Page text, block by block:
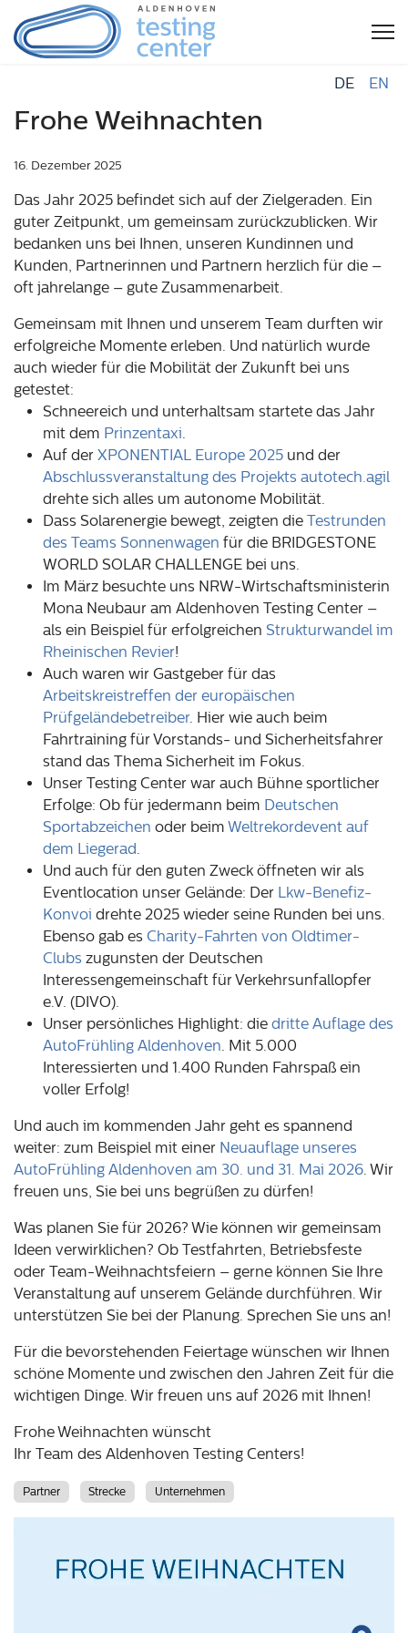
DE EN
Frohe Weihnachten
16. Dezember 2025
Das Jahr 2025 befindet sich auf der Zielgeraden. Ein
guter Zeitpunkt, um gemeinsam zurückzublicken. Wir
bedanken uns bei Ihnen, unseren Kundinnen und
Kunden, Partnerinnen und Partnern herzlich für die –
oft jahrelange – gute Zusammenarbeit.
Gemeinsam mit Ihnen und unserem Team durften wir
erfolgreiche Momente erleben. Und natürlich wurde
auch wieder für die Mobilität der Zukunft bei uns
getestet:
Schneereich und unterhaltsam startete das Jahr
mit dem Prinzentaxi
Auf der XPONENTIAL Europe 2025 und der
Abschlussveranstaltung des Projekts autotech.agil
drehte sich alles um autonome Mobilität.
Dass Solarenergie bewegt, zeigten die Testrunden
des Teams Sonnenwagen für die BRIDGESTONE
WORLD SOLAR CHALLENGE bei uns.
Im März besuchte uns NRW-Wirtschaftsministerin
Mona Neubaur am Aldenhoven Testing Center –
als ein Beispiel für erfolgreichen Strukturwandel im
Rheinischen Revier!
Auch waren wir Gastgeber für das
Arbeitskreistreffen der europäischen
Prüfgeländebetreiber. Hier wie auch beim
Fahrtraining für Vorstands- und Sicherheitsfahrer
stand das Thema Sicherheit im Fokus.
Unser Testing Center war auch Bühne sportlicher
Erfolge: Ob für jedermann beim Deutschen
Sportabzeichen oder beim Weltrekordevent auf
dem Liegerad
Und auch für den guten Zweck öffneten wir als
Eventlocation unser Gelände: Der Lkw-Benefiz-
Konvoi drehte 2025 wieder seine Runden bei uns.
Ebenso gab es Charity-Fahrten von Oldtimer-
Clubs zugunsten der Deutschen
Interessengemeinschaft für Verkehrsunfallopfer
e.V. (DIVO).
Unser persönliches Highlight: die dritte Auflage des
AutoFrühling Aldenhoven . Mit 5.000
Interessierten und 1.400 Runden Fahrspaß ein
voller Erfolg!
Und auch im kommenden Jahr geht es spannend
weiter: zum Beispiel mit einer Neuauflage unseres
AutoFrühling Aldenhoven am 30. und 31. Mai 2026 . Wir
freuen uns, Sie bei uns begrüßen zu dürfen!
Was planen Sie für 2026? Wie können wir gemeinsam
Ideen verwirklichen? Ob Testfahrten, Betriebsfeste
oder Team-Weihnachtsfeiern – gerne können Sie Ihre
Veranstaltung auf unserem Gelände durchführen. Wir
unterstützen Sie bei der Planung. Sprechen Sie uns an!
Für die bevorstehenden Feiertage wünschen wir Ihnen
schöne Momente und zwischen den Jahren Zeit für die
wichtigen Dinge. Wir freuen uns auf 2026 mit Ihnen!
Frohe Weihnachten wünscht
Ihr Team des Aldenhoven Testing Centers!
Partner Strecke Unternehmen